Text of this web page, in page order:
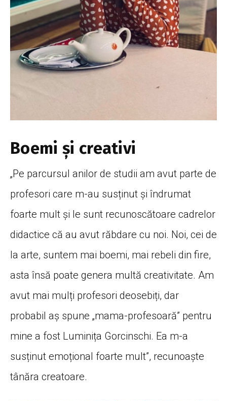
Boemi și creativi
„Pe parcursul anilor de studii am avut parte de
profesori care m-au susținut și îndrumat
foarte mult și le sunt recunoscătoare cadrelor
didactice că au avut răbdare cu noi. Noi, cei de
la arte, suntem mai boemi, mai rebeli din fire,
asta însă poate genera multă creativitate. Am
avut mai mulți profesori deosebiți, dar
probabil aș spune „mama-profesoară” pentru
mine a fost Luminița Gorcinschi. Ea m-a
susținut emoțional foarte mult”, recunoaște
tânăra creatoare.